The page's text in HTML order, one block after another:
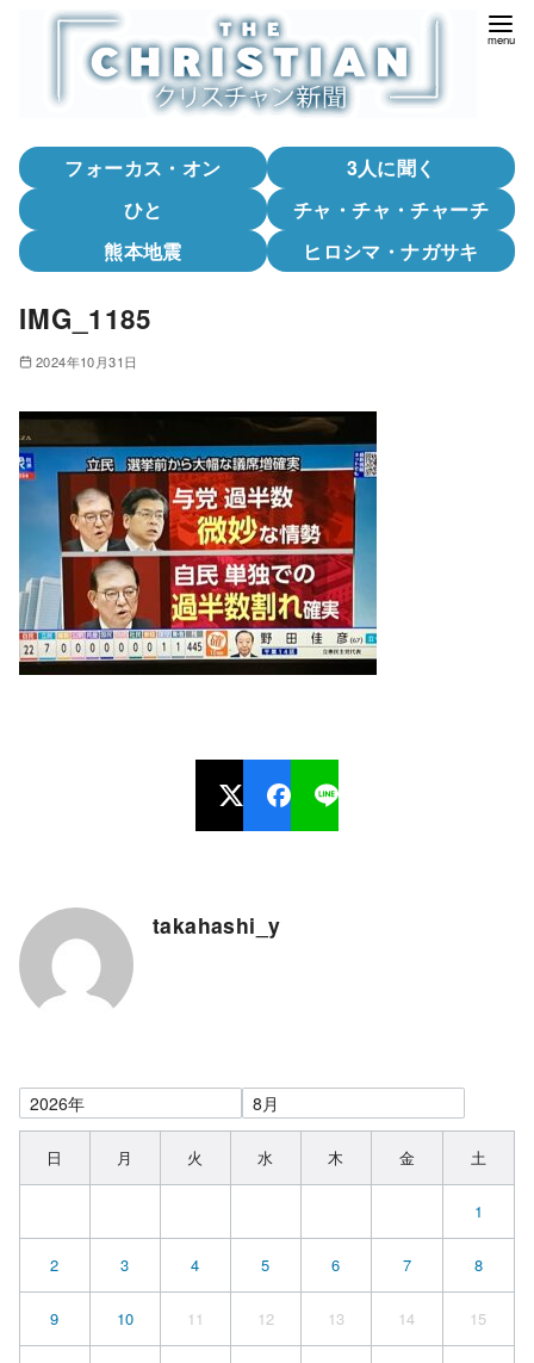
フォーカス・オン
3人に聞く
ひと
チャ・チャ・チャーチ
熊本地震
ヒロシマ・ナガサキ
IMG_1185
2024年10月31日
takahashi_y
日 月 火 水 木 金 土
1
2 3 4 5 6 7 8
9 10 11 12 13 14 15